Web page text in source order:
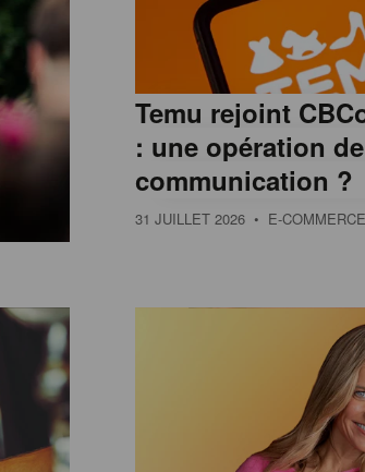
Temu rejoint
: une opération de
communication ?
31 JUILLET 2026 • E-COMMERCE